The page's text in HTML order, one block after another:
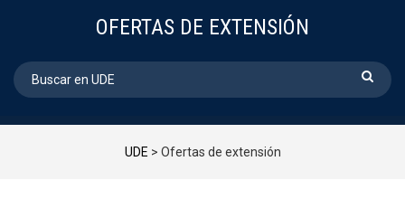
OFERTAS DE EXTENSIÓN
UDE > Ofertas de extensión